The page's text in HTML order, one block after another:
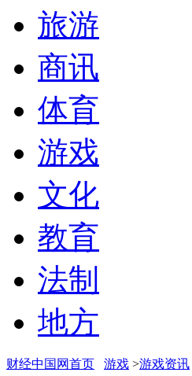
旅游
商讯
体育
游戏
文化
教育
法制
地方
财经中国网首页 游戏 >游戏资讯